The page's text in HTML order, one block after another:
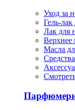
Уход за
Гель-лак
Лак для
Верхнее
Масла